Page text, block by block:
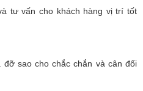
tư vấn cho khách hàng vị trí tốt
sao cho chắc chắn và cân đối